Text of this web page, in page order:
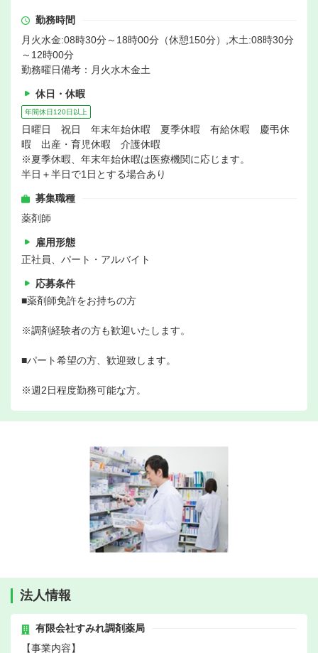
勤務時間
月火水金:08時30分～18時00分（休憩150分）,木土:08時30分
～12時00分
勤務曜日備考：月火水木金土
休日・休暇
年間休日120日以上
日曜日 祝日 年末年始休暇 夏季休暇 有給休暇 慶弔休
暇 出産・育児休暇 介護休暇
※夏季休暇、年末年始休暇は医療機関に応じます。
半日＋半日で1日とする場合あり
募集職種
薬剤師
雇用形態
正社員、パート・アルバイト
応募条件
■薬剤師免許をお持ちの方
※調剤経験者の方も歓迎いたします。
■パート希望の方、歓迎致します。
※週2日程度勤務可能な方。
法人情報
有限会社すみれ調剤薬局
【事業内容】